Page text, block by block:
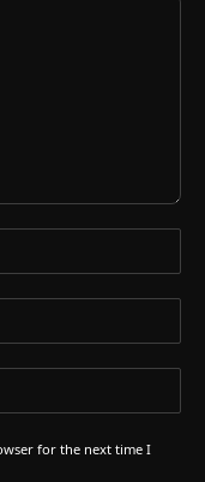
for the next time I